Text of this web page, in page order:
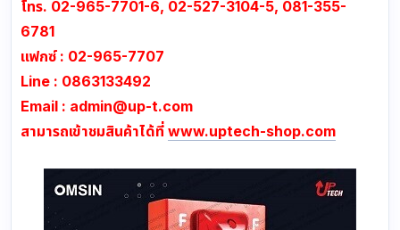
โทร. 02-965-7701-6, 02-527-3104-5, 081-355-
6781
แฟกซ์ : 02-965-7707
Line : 0863133492
Email : admin@up-t.com
สามารถเข้าชมสินค้าได้ที่ www.uptech-shop.com